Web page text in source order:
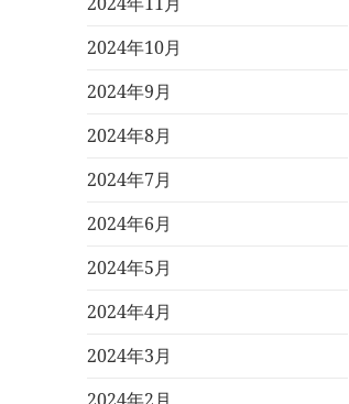
2024年10月
2024年9月
2024年8月
2024年7月
2024年6月
2024年5月
2024年4月
2024年3月